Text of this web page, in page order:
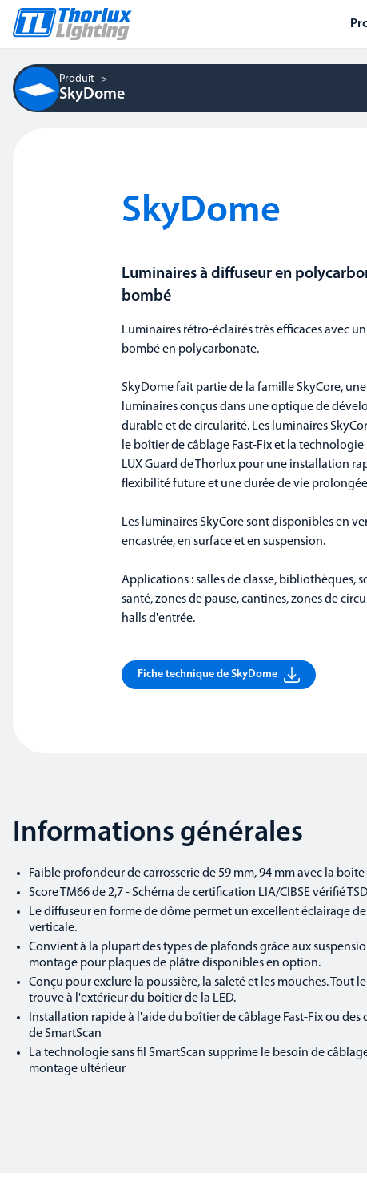
Produit
SkyDome
SkyDome
Luminaires à diffuseur en
bombé
Luminaires rétro-éclairés très efficaces avec
bombé en polycarbonate.
SkyDome fait partie de la famille SkyCore,
luminaires conçus dans une optique de
durable et de circularité. Les luminaires
le boîtier de câblage Fast-Fix et la
LUX Guard de Thorlux pour une installation
flexibilité future et une durée de vie
Les luminaires SkyCore sont disponibles en
encastrée, en surface et en suspension.
Applications : salles de classe, bibliothèques,
santé, zones de pause, cantines, zones de
halls d'entrée.
Fiche technique de SkyDome
Informations générales
Faible profondeur de carrosserie de 59 mm, 94 mm avec la boîte
Score TM66 de 2,7 - Schéma de certification LIA/CIBSE vérifié
Le diffuseur en forme de dôme permet un excellent éclairage
verticale.
Convient à la plupart des types de plafonds grâce aux
montage pour plaques de plâtre disponibles en option.
Conçu pour exclure la poussière, la saleté et les mouches. Tout
trouve à l'extérieur du boîtier de la LED.
Installation rapide à l'aide du boîtier de câblage Fast-Fix ou des
de SmartScan
La technologie sans fil SmartScan supprime le besoin de
montage ultérieur